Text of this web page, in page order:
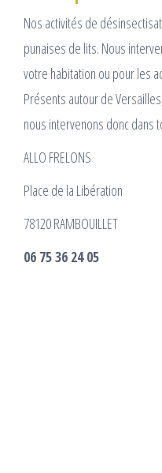
Nos activités de
punaises de lits. Nous
votre habitation ou pour les
Présents autour de
nous intervenons donc dans
ALLO FRELONS
Place de la Libération
78120 RAMBOUILLET
06 75 36 24 05